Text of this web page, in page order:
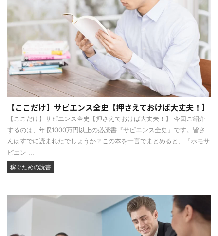
【ここだけ】サピエンス全史【押さえておけば大丈夫！】
【ここだけ】サピエンス全史【押さえておけば大丈夫！】 今回ご紹介
するのは、年収1000万円以上の必読書『サピエンス全史』です。皆さ
んはすでに読まれたでしょうか？この本を一言でまとめると、『ホモサ
ピエン ...
稼ぐための読書